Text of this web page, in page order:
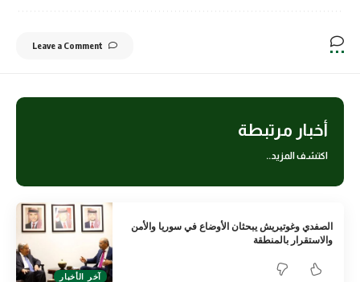
Leave a Comment
أخبار مرتبطة
اكتشف المزيد..
آخر الأخبار
الصفدي وغوتيريش يبحثان الأوضاع في سوريا والأمن
والاستقرار بالمنطقة